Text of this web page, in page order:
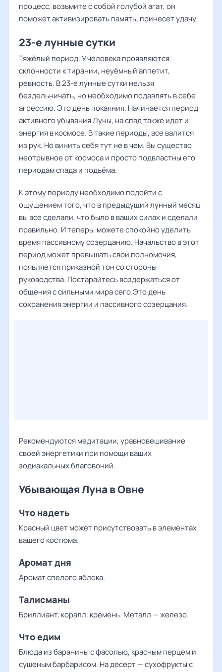
процесс, возьмите с собой голубой агат, он
поможет активизировать память, принесет удачу.
23-е лунные сутки
Тяжёлый период. У человека проявляются
склонности к тирании, неуёмный аппетит,
ревность. В 23-е лунные сутки нельзя
бездельничать, но необходимо подавлять в себе
агрессию. Это день покаяния. Начинается период
активного убывания Луны, на спад также идет и
энергия в космосе. В такие периоды, все валится
из рук. Но винить себя тут не в чем. Вы существо
неотрывное от космоса и просто подвластны его
периодам спада и подъёма.
К этому периоду необходимо подойти с
ощущением того, что в предыдущий лунный месяц
вы все сделали, что было в ваших силах и сделали
правильно. И теперь, можете спокойно уделить
время пассивному созерцанию. Начальство в этот
период может превышать свои полномочия,
появляется приказной тон со стороны
руководства. Постарайтесь воздержаться от
общения с сильными мира сего.Это день
сохранения энергии и пассивного созерцания.
Рекомендуются медитации, уравновешивание
своей энергетики при помощи ваших
зодиакальных благовоний.
Убывающая Луна в Овне
Что надеть
Красный цвет может присутствовать в элементах
вашего костюма.
Аромат дня
Аромат спелого яблока.
Талисманы
Бриллиант, коралл, кремень. Металл — железо.
Что едим
Блюда из баранины с фасолью, красным перцем и
сушеным барбарисом. На десерт — сухофрукты с